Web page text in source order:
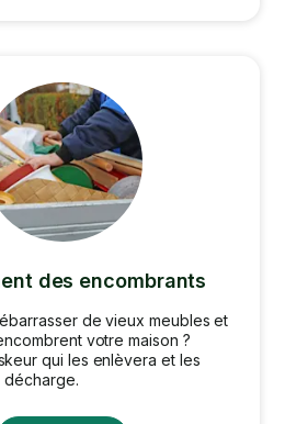
des encombrants
de vieux meubles et
votre maison ?
qui les enlèvera et les
décharge.